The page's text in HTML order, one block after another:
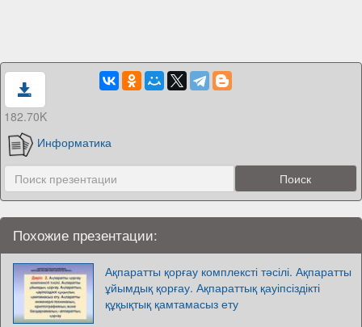
182.70K
Информатика
Похожие презентации:
Ақпаратты қорғау комплексті тәсілі. Ақпаратты
ұйымдық қорғау. Ақпараттық қауіпсіздікті
құқықтық қамтамасыз ету